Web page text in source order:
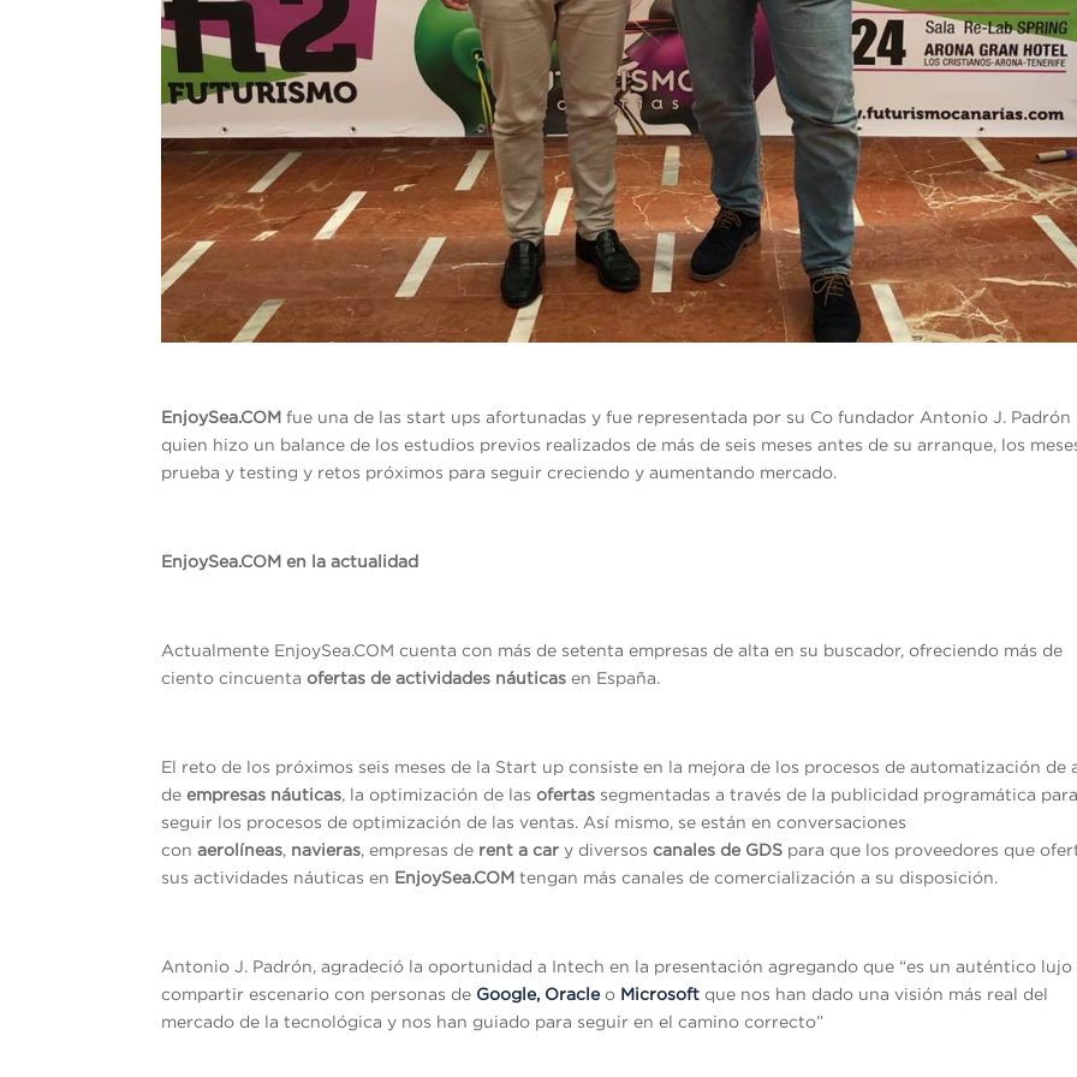
EnjoySea.COM fue una de las start ups afortunadas y fue representada por su Co fundador Antonio J. Padrón
quien hizo un balance de los estudios previos realizados de más de seis meses antes de su arranque, los
prueba y testing y retos próximos para seguir creciendo y aumentando mercado.
EnjoySea.COM en la actualidad
Actualmente EnjoySea.COM cuenta con más de setenta empresas de alta en su buscador, ofreciendo más de
ciento cincuentaofertas de actividades náuticasen España.
El reto de los próximos seis meses de la Start up consiste en la mejora de los procesos de automatización de
deempresas náuticas, la optimización de lasofertas segmentadas a través de la publicidad programática
seguir los procesos de optimización de las ventas. Así mismo, se están en conversaciones
conaerolíneas, navieras, empresas de rent a car y diversoscanales de GDS para que los proveedores que
sus actividades náuticas en EnjoySea.COM tengan más canales de comercialización a su disposición.
Antonio J. Padrón, agradeció la oportunidad a Intech en la presentación agregando que “es un auténtico lujo
compartir escenario con personas de Google, Oracleo Microsoft que nos han dado una visión más real del
mercado de la tecnológica y nos han guiado para seguir en el camino correcto”